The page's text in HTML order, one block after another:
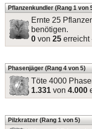
Pflanzenkundler (Rang 1 von
Ernte 25
benötigen.
0 von 25 erreicht
Phasenjäger (Rang 4 von 5)
Töte 4000
1.331 von 4.000
Pilzkratzer (Rang 1 von 5)